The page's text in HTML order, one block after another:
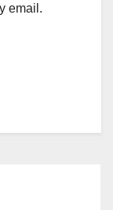
email.